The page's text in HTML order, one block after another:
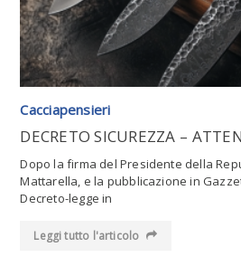
Cacciapensieri
DECRETO SICUREZZA –
Dopo la firma del Presidente della
Mattarella, e la pubblicazione in
Decreto-legge in
Leggi tutto l'articolo